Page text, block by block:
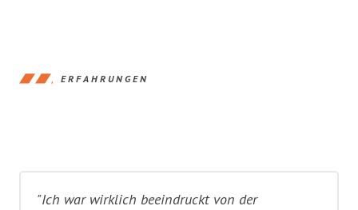
ERFAHRUNGEN
"Ich war wirklich beeindruckt von der